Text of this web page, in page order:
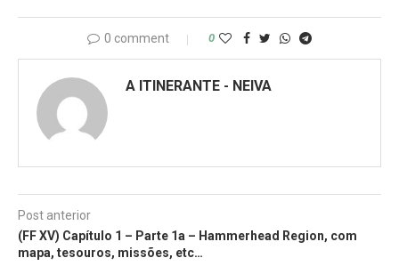
0 comment 0
A ITINERANTE - NEIVA
Post anterior
(FF XV) Capítulo 1 – Parte 1a – Hammerhead Region, com
mapa, tesouros, missões, etc…